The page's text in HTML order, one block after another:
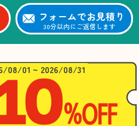
心のこもったサービスを
ありがとうございまし
た。
フォームでお見積り
30分以内にご返信します
08/01 ~ 2026/08/31